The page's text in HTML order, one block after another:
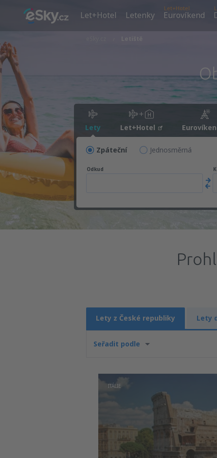
Let+Hotel Letenky
Let+Hotel
Eurovíkend
Lety Let+Hotel
Zpáteční Jednosměrná
Odkud
Lety z České republiky Lety
Seřadit podle
ITÁLIE